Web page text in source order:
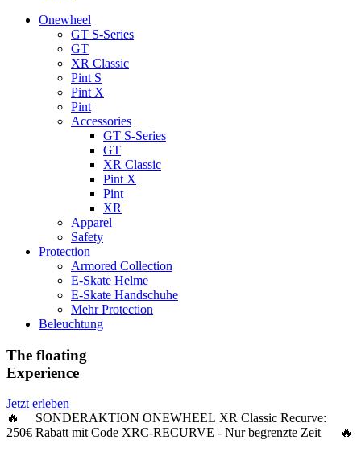
Onewheel
GT S-Series
GT
XR Classic
Pint S
Pint X
Pint
Accessories
GT S-Series
GT
XR Classic
Pint X
Pint
XR
Apparel
Safety
Protection
Armored Collection
E-Skate Helme
E-Skate Handschuhe
Mehr Protection
Beleuchtung
The floating
Experience
Jetzt erleben
🔥 SONDERAKTION ONEWHEEL XR Classic Recurve:
250€ Rabattmit Code XRC-RECURVE - Nur begrenzte Zeit 🔥